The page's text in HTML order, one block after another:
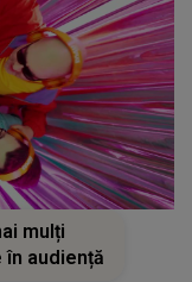
mulți
audiență